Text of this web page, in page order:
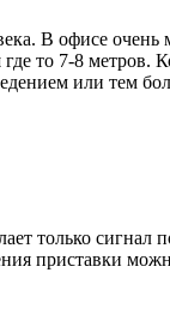
В офисе очень
то 7-8 метров.
или тем
только сигнал
приставки